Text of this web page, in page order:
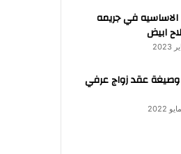
الاساسيه في جريمه
ابيض
عقد زواج عرفي